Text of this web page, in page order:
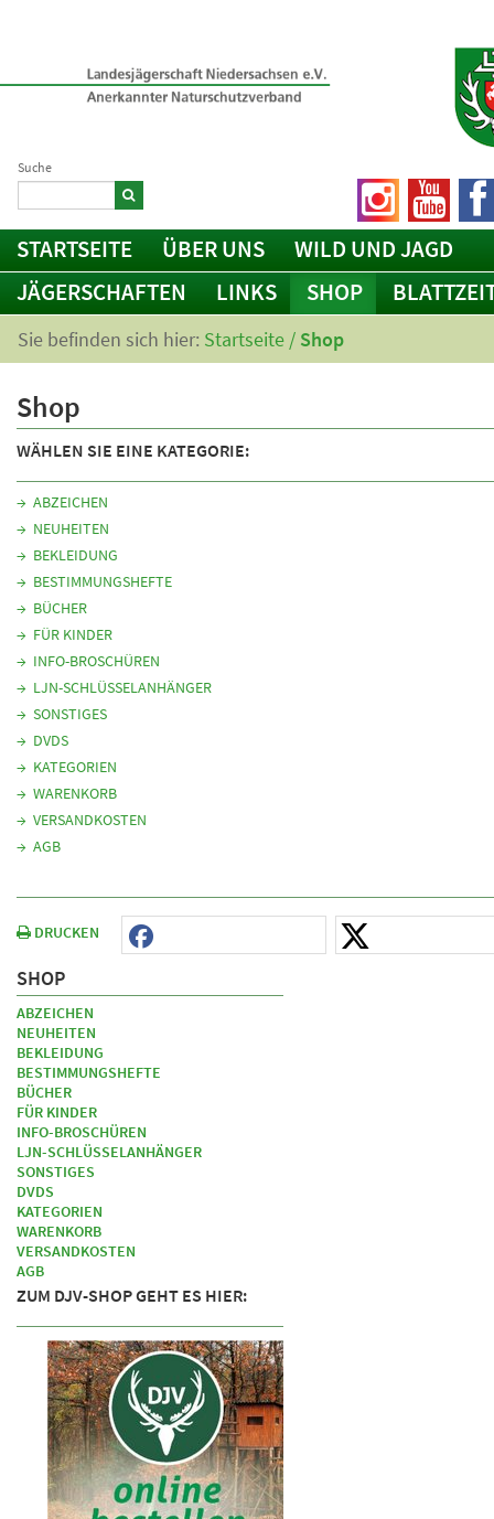
Suche
STARTSEITE ÜBER UNS
WILD UND JAGD
JÄGERSCHAFTEN
LINKS SHOP
Sie befinden sich hier: Startseite / Shop
Shop
WÄHLEN SIE EINE KATEGORIE:
ABZEICHEN
NEUHEITEN
BEKLEIDUNG
BESTIMMUNGSHEFTE
BÜCHER
FÜR KINDER
INFO-BROSCHÜREN
LJN-SCHLÜSSELANHÄNGER
SONSTIGES
DVDS
KATEGORIEN
WARENKORB
VERSANDKOSTEN
AGB
DRUCKEN
SHOP
ABZEICHEN
NEUHEITEN
BEKLEIDUNG
BESTIMMUNGSHEFTE
BÜCHER
FÜR KINDER
INFO-BROSCHÜREN
LJN-SCHLÜSSELANHÄNGER
SONSTIGES
DVDS
KATEGORIEN
WARENKORB
VERSANDKOSTEN
AGB
ZUM DJV-SHOP GEHT ES HIER: